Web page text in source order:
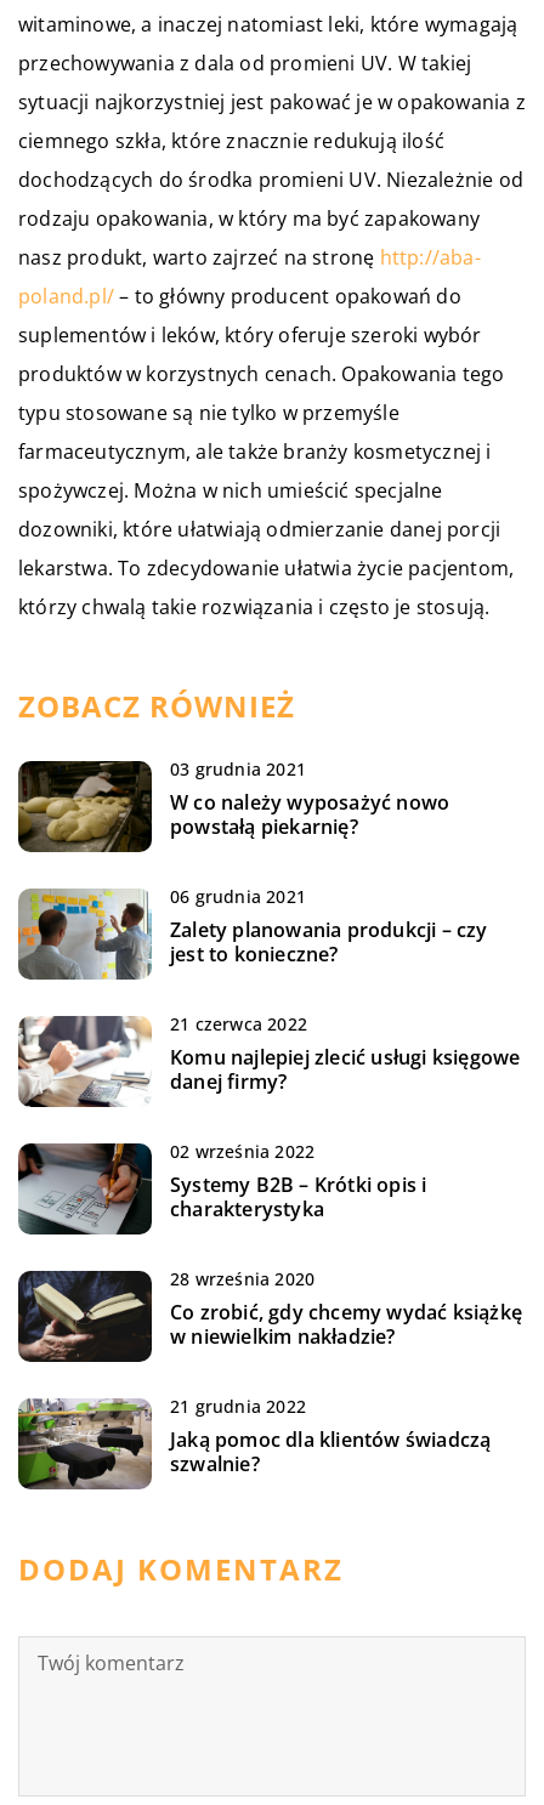
witaminowe, a inaczej natomiast leki, które wymagają
przechowywania z dala od promieni UV. W takiej
sytuacji najkorzystniej jest pakować je w opakowania z
ciemnego szkła, które znacznie redukują ilość
dochodzących do środka promieni UV. Niezależnie od
rodzaju opakowania, w który ma być zapakowany
nasz produkt, warto zajrzeć na stronę http://aba-
poland.pl/– to główny producent opakowań do
suplementów i leków, który oferuje szeroki wybór
produktów w korzystnych cenach. Opakowania tego
typu stosowane są nie tylko w przemyśle
farmaceutycznym, ale także branży kosmetycznej i
spożywczej. Można w nich umieścić specjalne
dozowniki, które ułatwiają odmierzanie danej porcji
lekarstwa. To zdecydowanie ułatwia życie pacjentom,
którzy chwalą takie rozwiązania i często je stosują.
ZOBACZ RÓWNIEŻ
03 grudnia 2021
W co należy wyposażyć nowo
powstałą piekarnię?
06 grudnia 2021
Zalety planowania produkcji – czy
jest to konieczne?
21 czerwca 2022
Komu najlepiej zlecić usługi księgowe
danej firmy?
02 września 2022
Systemy B2B – Krótki opis i
charakterystyka
28 września 2020
Co zrobić, gdy chcemy wydać książkę
w niewielkim nakładzie?
21 grudnia 2022
Jaką pomoc dla klientów świadczą
szwalnie?
DODAJ KOMENTARZ